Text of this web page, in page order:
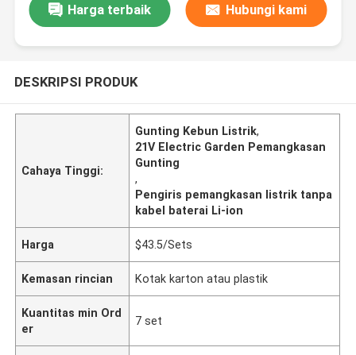
Harga terbaik Hubungi kami
DESKRIPSI PRODUK
Cahaya Tinggi:
Gunting Kebun Listrik,
21V Electric Garden Pemangkasan
Gunting
,
Pengiris pemangkasan listrik tanpa
kabel baterai Li-ion
Harga $43.5/Sets
Kemasan rincian Kotak karton atau plastik
Kuantitas min Ord
er
7 set